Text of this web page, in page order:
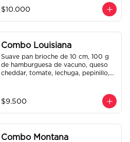
perfectamente condimentadas, salsa
de la casa de regalo a elección y una
Bebida de 350cc a elección.
$10.000
Combo Louisiana
Suave pan brioche de 10 cm, 100 g
de hamburguesa de vacuno, queso
cheddar, tomate, lechuga, pepinillo,
condimentadas, salsa de la casa de
regalo a elección y una bebida de
350 cc a elección.
$9.500
Combo Montana